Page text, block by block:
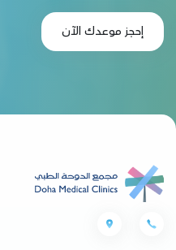
إحجز موعدك الآن